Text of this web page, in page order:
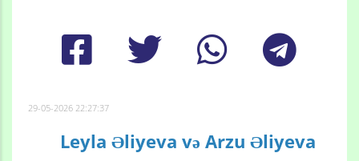
29-05-2026 22:27:37
Leyla Əliyeva və Arzu Əliyeva